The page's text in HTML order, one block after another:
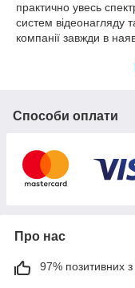
практично увесь
систем відеонагляду
компанії завжди в
грамотної СБ, так і
Завдяки своїй
Ми цінуємо
замовляєте ви
підприємства або
Ми практикуємо
корпоративних
Способи оплати
Про нас
97% позитивних з